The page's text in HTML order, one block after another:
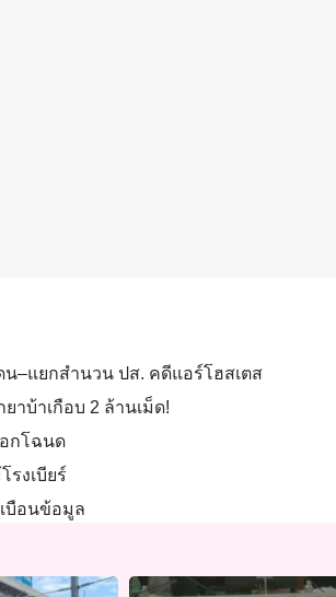
–แยกสำนวน ปส. คดีแอร์โฮสเตส
าบ้าเกือบ 2 ล้านเม็ด!
กโฉนด
รงเบียร์
บือนข้อมูล